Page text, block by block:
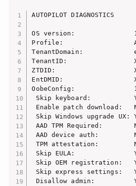
AUTOPILOT DIAGNOSTICS
OS version:
Profile:
TenantDomain:
TenantID:
ZTDID:
EntDMID:
OobeConfig:
Skip keyboard:
Enable patch
Skip Windows upgrade
AAD TPM Required:
AAD device auth:
TPM attestation:
Skip EULA:
Skip OEM
Skip express
Disallow admin: